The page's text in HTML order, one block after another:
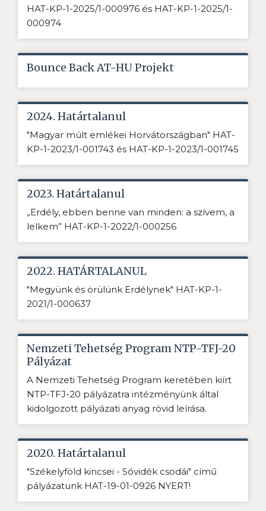
HAT-KP-1-2025/1-000976 és HAT-KP-1-2025/1-
000974
Bounce Back AT-HU Projekt
2024. Határtalanul
"Magyar múlt emlékei Horvátországban" HAT-
KP-1-2023/1-001743 és HAT-KP-1-2023/1-001745
2023. Határtalanul
„Erdély, ebben benne van minden: a szívem, a
lelkem” HAT-KP-1-2022/1-000256
2022. HATÁRTALANUL
"Megyünk és örülünk Erdélynek" HAT-KP-1-
2021/1-000637
Nemzeti Tehetség Program NTP-TFJ-20
Pályázat
A Nemzeti Tehetség Program keretében kiírt
NTP-TFJ-20 pályázatra intézményünk által
kidolgozott pályázati anyag rövid leírása.
2020. Határtalanul
"Székelyföld kincsei - Sóvidék csodái" című
pályázatunk HAT-19-01-0926 NYERT!